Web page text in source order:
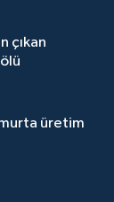
çıkan
üretim